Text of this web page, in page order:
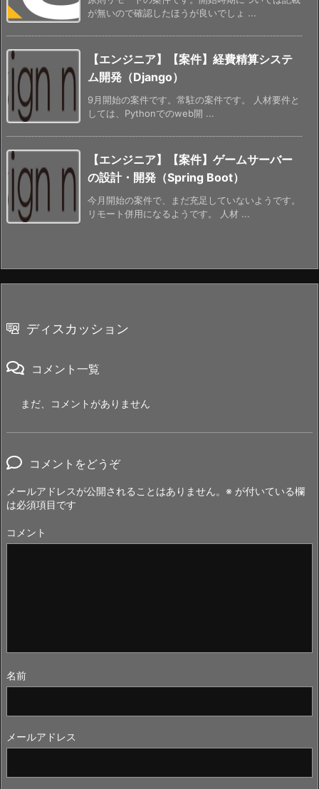
が無いので確認したほうが良いでしょ ...
【エンジニア】【案件】経費精算システ
ム開発（Django）
9月開始の案件です。常駐の案件です。 人材要件と
しては、Pythonでのweb開 ...
【エンジニア】【案件】ゲームサーバー
の設計・開発（Spring Boot）
今月開始の案件で、まだ充足していないようです。
リモート併用になるようです。 人材 ...
ディスカッション
コメント一覧
まだ、コメントがありません
コメントをどうぞ
メールアドレスが公開されることはありません。 ※ が付いている欄
は必須項目です
コメント
名前
メールアドレス